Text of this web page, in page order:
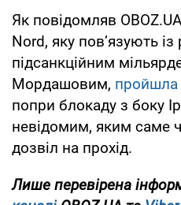
Як повідомляв
Nord, яку пов’язують із
підсанкційним
Мордашовим,
попри блокаду з боку
невідомим, яким саме
дозвіл на прохід.
Лише перевірена